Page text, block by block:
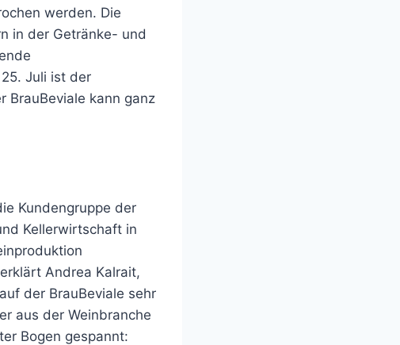
werden. Die
in der Getränke- und
Juli ist der
BrauBeviale kann ganz
Kundengruppe der
Kellerwirtschaft in
Andrea Kalrait,
der BrauBeviale sehr
aus der Weinbranche
Bogen gespannt: